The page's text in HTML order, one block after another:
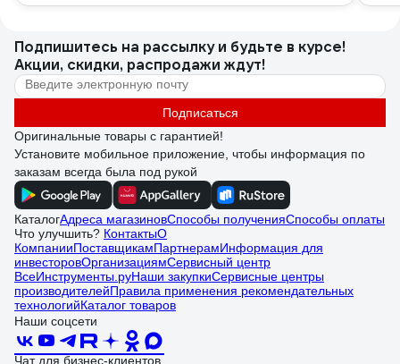
Подпишитесь на рассылкуи будьте в курсе!
Акции, скидки, распродажи ждут!
Подписаться
Оригинальные товары с гарантией!
Установите мобильное приложение, чтобы информация по
заказам всегда была под рукой
КаталогАдреса магазиновСпособы полученияСпособы оплаты
Что улучшить? КонтактыО
КомпанииПоставщикамПартнерамИнформация для
инвесторовОрганизациямСервисный центр
ВсеИнструменты.руНаши закупкиСервисные центры
производителейПравила применения рекомендательных
технологийКаталог товаров
Наши соцсети
Чат для бизнес-клиентов